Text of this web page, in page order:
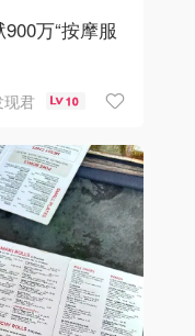
万“按摩服
君 10